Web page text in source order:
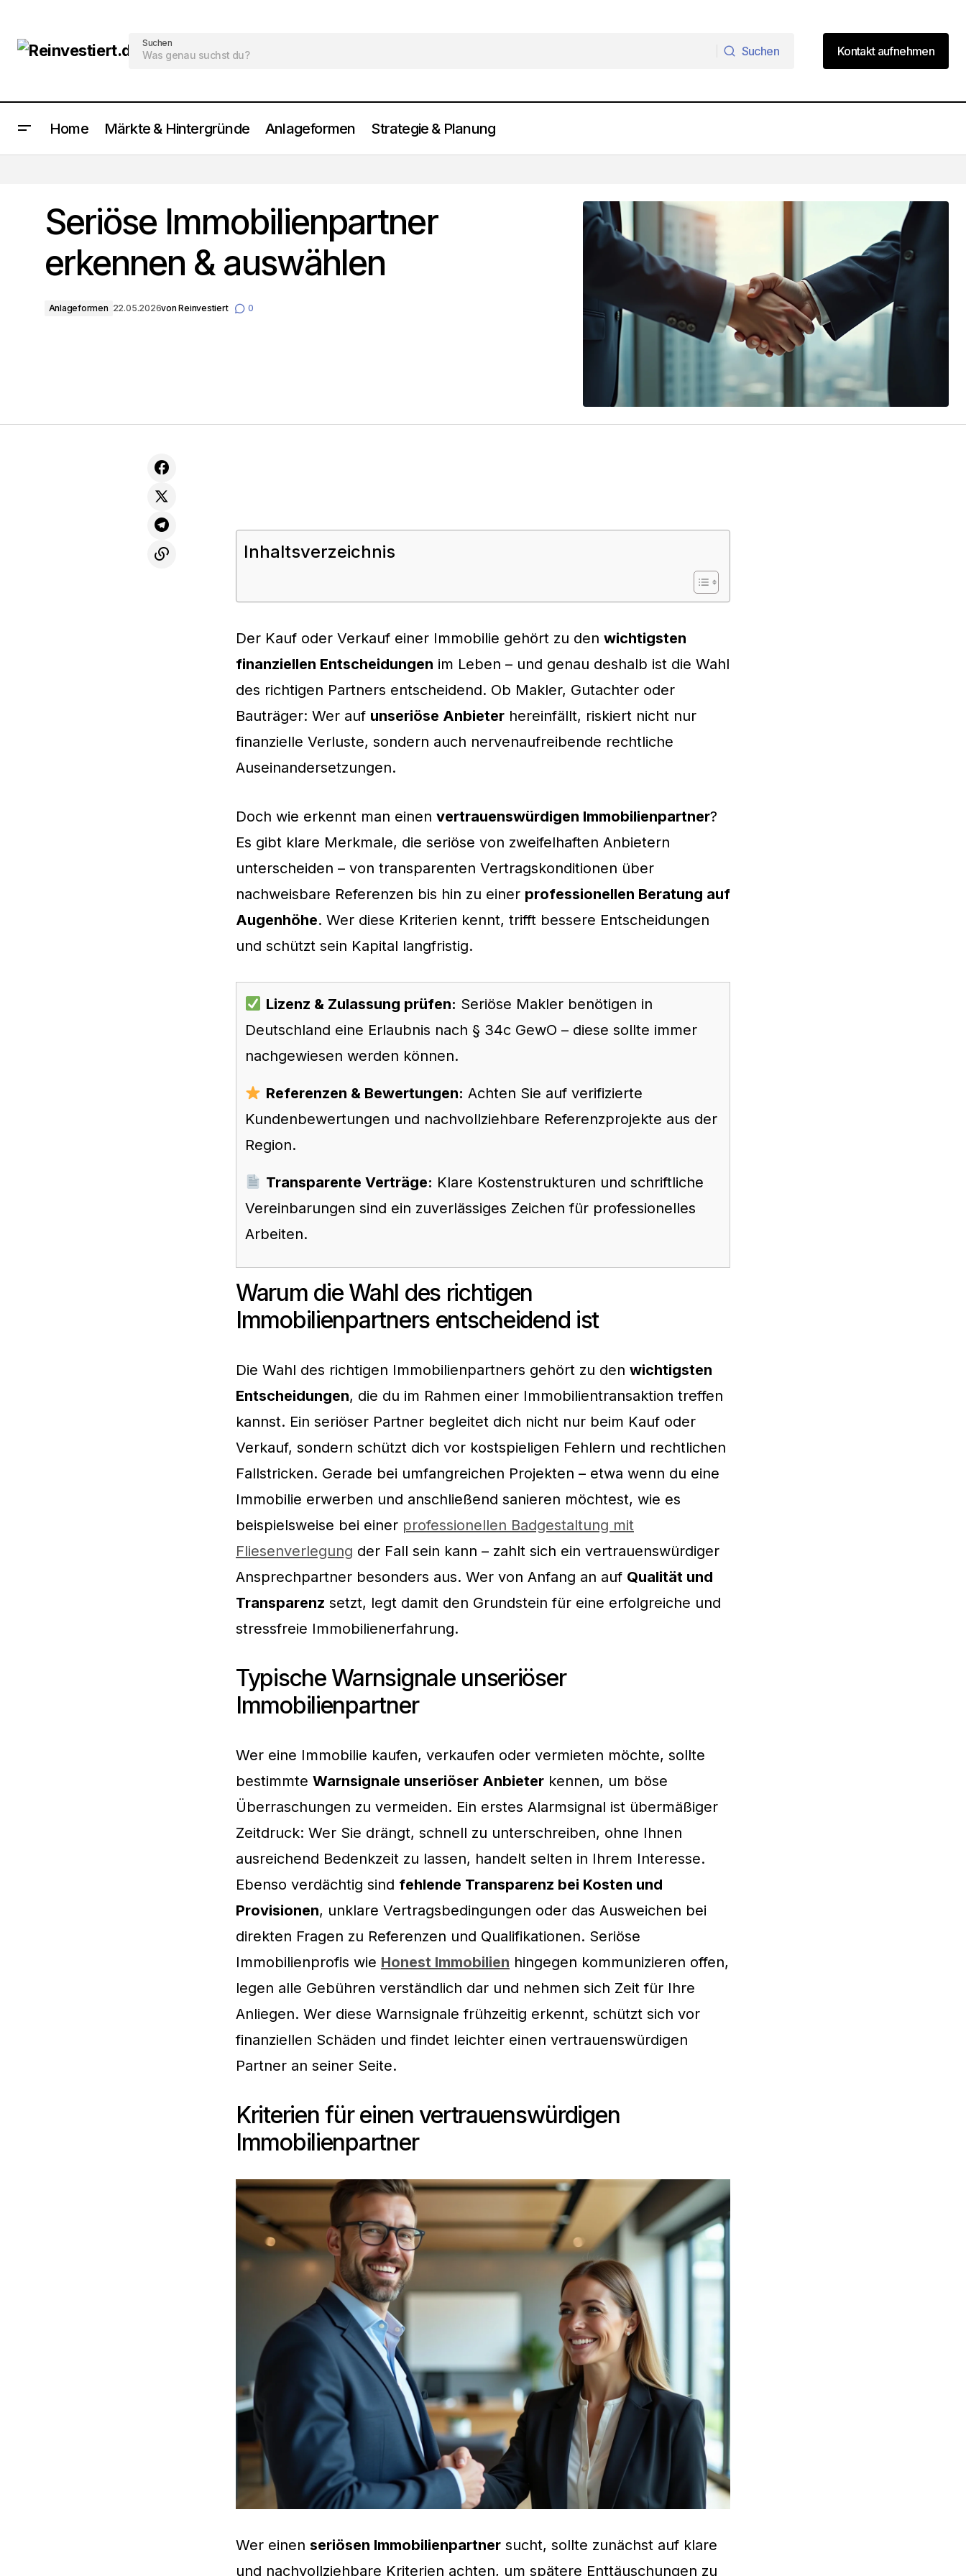
Suchen
Suchen
Kontakt aufnehmen
Kontakt aufnehmen
Home Märkte & Hintergründe Anlageformen Strategie & Planung
Seriöse Immobilienpartner
erkennen & auswählen
Anlageformen 22.05.2026von Reinvestiert 0
Inhaltsverzeichnis
Der Kauf oder Verkauf einer Immobilie gehört zu den wichtigsten
finanziellen Entscheidungen im Leben – und genau deshalb ist die Wahl
des richtigen Partners entscheidend. Ob Makler, Gutachter oder
Bauträger: Wer auf unseriöse Anbieter hereinfällt, riskiert nicht nur
finanzielle Verluste, sondern auch nervenaufreibende rechtliche
Auseinandersetzungen.
Doch wie erkennt man einen vertrauenswürdigen Immobilienpartner?
Es gibt klare Merkmale, die seriöse von zweifelhaften Anbietern
unterscheiden – von transparenten Vertragskonditionen über
nachweisbare Referenzen bis hin zu einer professionellen Beratung auf
Augenhöhe. Wer diese Kriterien kennt, trifft bessere Entscheidungen
und schützt sein Kapital langfristig.
Lizenz & Zulassung prüfen: Seriöse Makler benötigen in
Deutschland eine Erlaubnis nach § 34c GewO – diese sollte immer
nachgewiesen werden können.
Referenzen & Bewertungen: Achten Sie auf verifizierte
Kundenbewertungen und nachvollziehbare Referenzprojekte aus der
Region.
Transparente Verträge: Klare Kostenstrukturen und schriftliche
Vereinbarungen sind ein zuverlässiges Zeichen für professionelles
Arbeiten.
Warum die Wahl des richtigen
Immobilienpartners entscheidend ist
Die Wahl des richtigen Immobilienpartners gehört zu den wichtigsten
Entscheidungen, die du im Rahmen einer Immobilientransaktion treffen
kannst. Ein seriöser Partner begleitet dich nicht nur beim Kauf oder
Verkauf, sondern schützt dich vor kostspieligen Fehlern und rechtlichen
Fallstricken. Gerade bei umfangreichen Projekten – etwa wenn du eine
Immobilie erwerben und anschließend sanieren möchtest, wie es
beispielsweise bei einer professionellen Badgestaltung mit
Fliesenverlegung der Fall sein kann – zahlt sich ein vertrauenswürdiger
Ansprechpartner besonders aus. Wer von Anfang an auf Qualität und
Transparenz setzt, legt damit den Grundstein für eine erfolgreiche und
stressfreie Immobilienerfahrung.
Typische Warnsignale unseriöser
Immobilienpartner
Wer eine Immobilie kaufen, verkaufen oder vermieten möchte, sollte
bestimmte Warnsignale unseriöser Anbieter kennen, um böse
Überraschungen zu vermeiden. Ein erstes Alarmsignal ist übermäßiger
Zeitdruck: Wer Sie drängt, schnell zu unterschreiben, ohne Ihnen
ausreichend Bedenkzeit zu lassen, handelt selten in Ihrem Interesse.
Ebenso verdächtig sind fehlende Transparenz bei Kosten und
Provisionen, unklare Vertragsbedingungen oder das Ausweichen bei
direkten Fragen zu Referenzen und Qualifikationen. Seriöse
Immobilienprofis wie Honest Immobilien hingegen kommunizieren offen,
legen alle Gebühren verständlich dar und nehmen sich Zeit für Ihre
Anliegen. Wer diese Warnsignale frühzeitig erkennt, schützt sich vor
finanziellen Schäden und findet leichter einen vertrauenswürdigen
Partner an seiner Seite.
Kriterien für einen vertrauenswürdigen
Immobilienpartner
Wer einen seriösen Immobilienpartner sucht, sollte zunächst auf klare
und nachvollziehbare Kriterien achten, um spätere Enttäuschungen zu